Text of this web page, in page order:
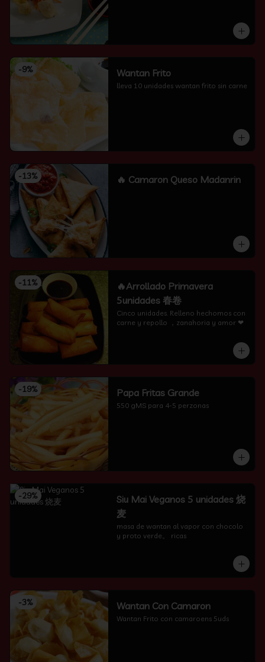
-9% Wantan Frito
lleva 10 unidades wantan frito sin carne
-13% 🔥 Camaron Queso Madanrin
-11%
🔥Arrollado Primavera
5unidades 春卷
Cinco unidades. Relleno hechomos con
carne y repollo ，zanahoria y amor ❤
-19% Papa Fritas Grande
550 gMS para 4-5 perzonas
-29%
Siu Mai Veganos 5 unidades 烧
麦
masa de wantan al vapor con chocolo
y proto verde。 ricas
-3% Wantan Con Camaron
Wantan Frito con camaroens 5uds